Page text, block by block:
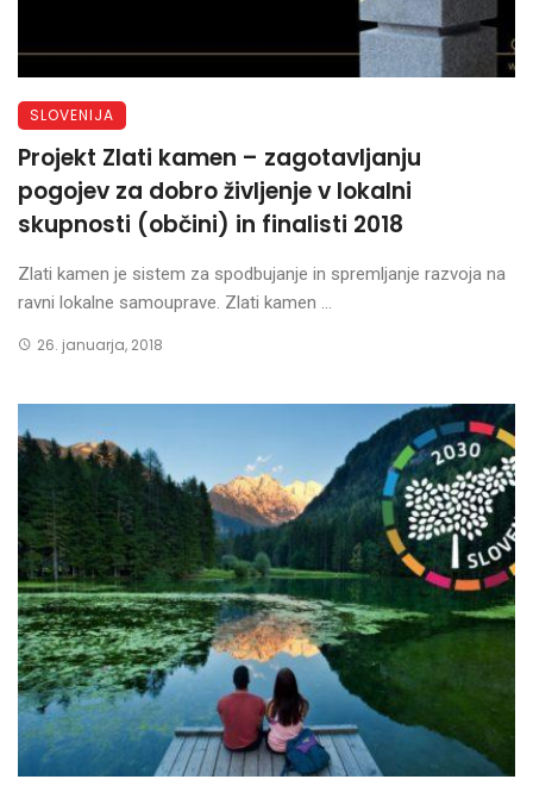
SLOVENIJA
Projekt Zlati kamen – zagotavljanju
pogojev za dobro življenje v lokalni
skupnosti (občini) in finalisti 2018
Zlati kamen je sistem za spodbujanje in spremljanje razvoja na
ravni lokalne samouprave. Zlati kamen ...
26. januarja, 2018